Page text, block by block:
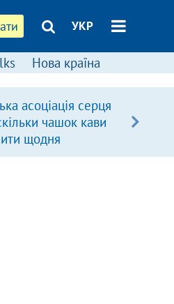
УКР
Нова країна
асоціація серця
чашок кави
щодня